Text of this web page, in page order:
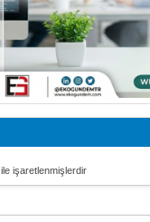
ile işaretlenmişlerdir